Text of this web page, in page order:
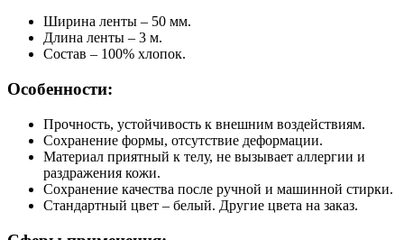
Ширина ленты – 50 мм.
Длина ленты – 3 м.
Состав – 100% хлопок.
Особенности:
Прочность, устойчивость к внешним воздействиям.
Сохранение формы, отсутствие деформации.
Материал приятный к телу, не вызывает аллергии и
раздражения кожи.
Сохранение качества после ручной и машинной стирки.
Стандартный цвет – белый. Другие цвета на заказ.